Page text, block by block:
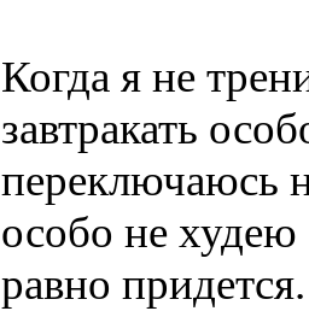
Когда я не
завтракать
переключаюсь
особо не худею
равно придется.